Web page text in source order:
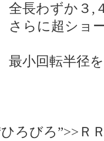
か３,４９
ショートオ
半径を実現
ろ”>>ＲＲ